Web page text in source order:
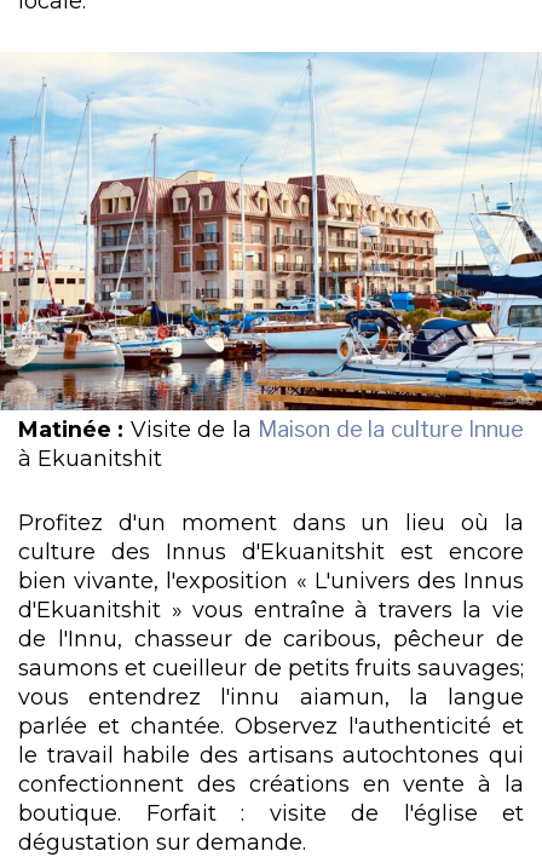
Matinée : Visite de la Maison de la culture Innue
à Ekuanitshit
Profitez d'un moment dans un lieu où la
culture des Innus d'Ekuanitshit est encore
bien vivante, l'exposition « L'univers des Innus
d'Ekuanitshit » vous entraîne à travers la vie
de l'Innu, chasseur de caribous, pêcheur de
saumons et cueilleur de petits fruits sauvages;
vous entendrez l'innu aiamun, la langue
parlée et chantée. Observez l'authenticité et
le travail habile des artisans autochtones qui
confectionnent des créations en vente à la
boutique. Forfait : visite de l'église et
dégustation sur demande.